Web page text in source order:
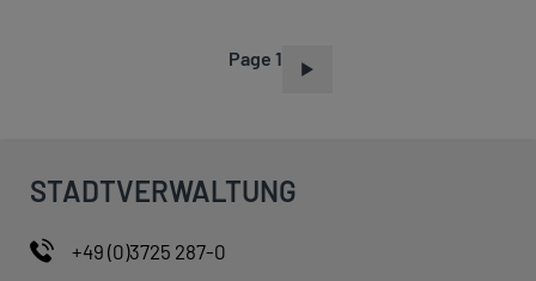
Page 1
STADTVERWALTUNG
+49 (0)3725 287-0